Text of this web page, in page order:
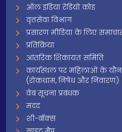
ऑल इंडिया रेडियो कोड
वृत्तसेवा विभाग
प्रसारण मीडिया के लिए
प्रतिक्रिया
आंतरिक शिकायत समिति
कार्यस्थल पर महिलाओं के यौन
(रोकथाम, निषेध और निवारण)
वेब सूचना प्रबंधक
मदद
शी-बॉक्स